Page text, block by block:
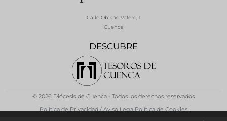
DESCUBRE
Calle Obispo Valero, 1
Cuenca
© 2026 Diócesis de Cuenca - Todos los derechos reservados
Política de Privacidad / Aviso LegalPolítica de Cookies